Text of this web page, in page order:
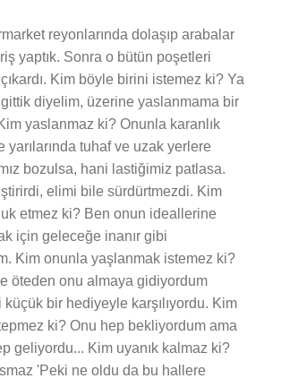
reyonlarında dolaşıp arabalar
yaptık. Sonra o bütün poşetleri
Kim böyle birini istemez ki? Ya
diyelim, üzerine yaslanmama bir
yaslanmaz ki? Onunla karanlık
yarılarında tuhaf ve uzak yerlere
bozulsa, hani lastiğimiz patlasa.
elimi bile sürdürtmezdi. Kim
etmez ki? Ben onun ideallerine
için geleceğe inanır gibi
Kim onunla yaşlanmak istemez ki?
öteden onu almaya gidiyordum
küçük bir hediyeyle karşılıyordu. Kim
ki? Onu hep bekliyordum ama
geliyordu... Kim uyanık kalmaz ki?
'Peki ne oldu da bu hallere